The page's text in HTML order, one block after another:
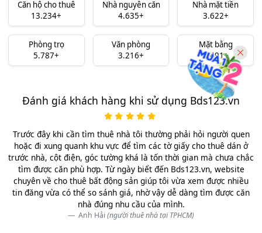
Căn hộ cho thuê
13.234+
Nhà nguyên căn
4.635+
Nhà mặt tiền
3.622+
Phòng trọ
5.787+
Văn phòng
3.216+
Mặt bằng
3.491+
Đánh giá khách hàng khi sử dụng Bds123.vn
Trước đây khi cần tìm thuê nhà tôi thường phải hỏi người quen
hoặc đi xung quanh khu vực để tìm các tờ giấy cho thuê dán ở
trước nhà, cột điện, góc tường khá là tốn thời gian mà chưa chắc
tìm được căn phù hợp. Từ ngày biết đến Bds123.vn, website
chuyên về cho thuê bất động sản giúp tôi vừa xem được nhiều
tin đăng vừa có thể so sánh giá, nhờ vậy dễ dàng tìm được căn
nhà đúng nhu cầu của mình.
Anh Hải (người thuê nhà tại TPHCM)